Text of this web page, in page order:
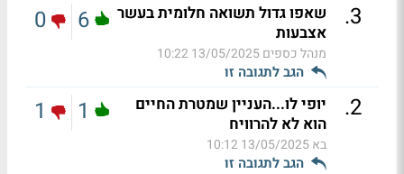
3
.
שאפו גדול תשואה חלומית בעשר
אצבעות
מנהל כספים13/05/2025 10:22
הגב לתגובה זו
6
0
2
.
יופי לו...העניין שמטרת החיים
הוא לא להרוויח
בא13/05/2025 10:12
הגב לתגובה זו
1
1